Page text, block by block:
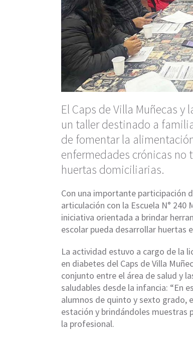
El Caps de Villa Muñecas y
un taller destinado a
de fomentar la
enfermedades crónicas
huertas domiciliarias.
Con una importante participación
articulación con la Escuela N° 240
iniciativa orientada a brindar
escolar pueda desarrollar huertas
La actividad estuvo a cargo de la
en diabetes del Caps de Villa
conjunto entre el área de salud y
saludables desde la infancia: “En
alumnos de quinto y sexto grado,
estación y brindándoles muestras
la profesional.